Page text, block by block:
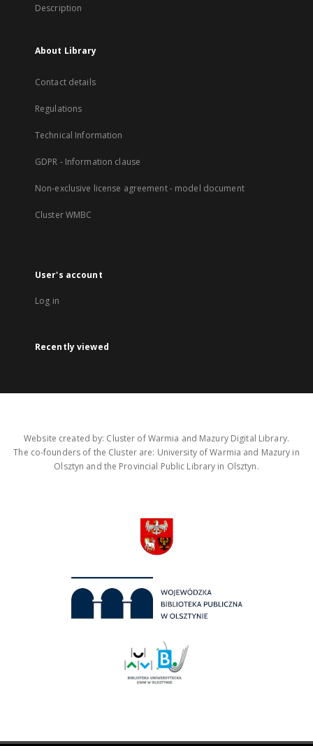
Description
About Library
Contact details
Regulations
Technical Information
GDPR - Information clause
Non-exclusive license agreement - model document
Cluster WMBC
User's account
Log in
Recently viewed
Website created by: Cluster of Warmia and Mazury Digital Library.
The co-founders of the Cluster are: University of Warmia and Mazury in
Olsztyn and the Provincial Public Library in Olsztyn.